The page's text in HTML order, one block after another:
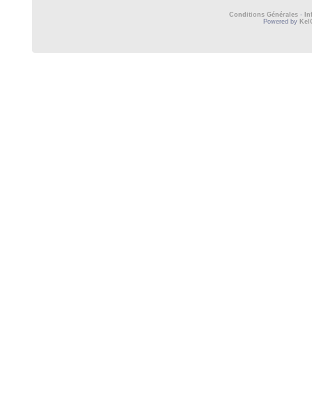
Conditions Générales -
Powered by